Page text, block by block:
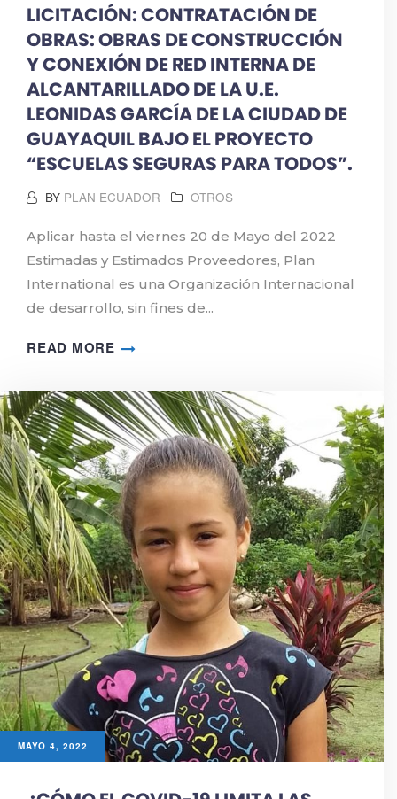
LICITACIÓN: CONTRATACIÓN DE
OBRAS: OBRAS DE CONSTRUCCIÓN
Y CONEXIÓN DE RED INTERNA DE
ALCANTARILLADO DE LA U.E.
LEONIDAS GARCÍA DE LA CIUDAD DE
GUAYAQUIL BAJO EL PROYECTO
“ESCUELAS SEGURAS PARA TODOS”.
BY PLAN ECUADOR OTROS
Aplicar hasta el viernes 20 de Mayo del 2022
Estimadas y Estimados Proveedores, Plan
International es una Organización Internacional
de desarrollo, sin fines de...
READ MORE
MAYO 4, 2022